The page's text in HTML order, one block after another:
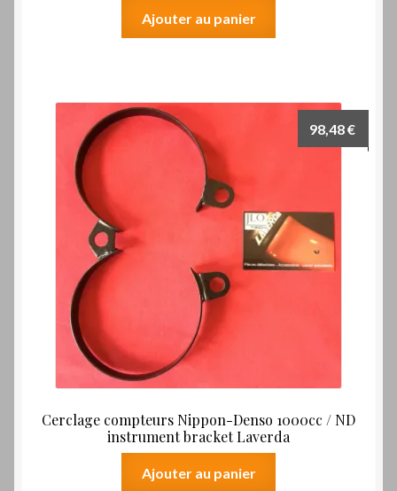
Ajouter au panier
Cerclage compteurs Nippon-Denso 1000cc / ND
instrument bracket Laverda
98,48€
Ajouter au panier